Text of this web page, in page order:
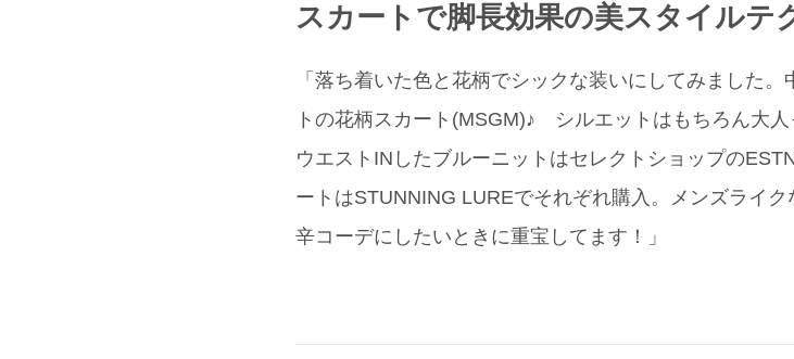
スカートで脚長効果の美スタイル
「落ち着いた色と花柄でシックな装いにしてみました
トの花柄スカート(MSGM)♪ シルエットはもちろん大人
ウエストINしたブルーニットはセレクトショップの
ートはSTUNNING LUREでそれぞれ購入。メンズライ
辛コーデにしたいときに重宝してます！」